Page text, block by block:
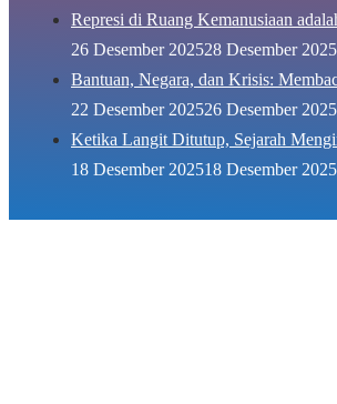
Represi di Ruang Kemanusiaan
26 Desember 202528 Desember 2025
Bantuan, Negara, dan Krisis:
22 Desember 202526 Desember 2025
Ketika Langit Ditutup, Sejarah
18 Desember 202518 Desember 2025